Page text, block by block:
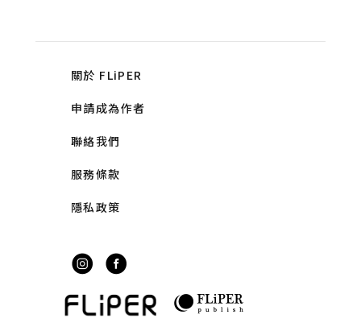
關於 FLiPER
申請成為作者
聯絡我們
服務條款
隱私政策